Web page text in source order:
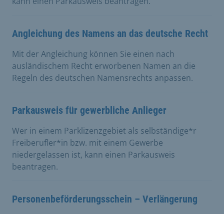
Angleichung des Namens an das deutsche Recht
Mit der Angleichung können Sie einen nach
ausländischem Recht erworbenen Namen an die
Regeln des deutschen Namensrechts anpassen.
Parkausweis für gewerbliche Anlieger
Wer in einem Parklizenzgebiet als selbständige*r
Freiberufler*in bzw. mit einem Gewerbe
niedergelassen ist, kann einen Parkausweis
beantragen.
Personenbeförderungsschein – Verlängerung